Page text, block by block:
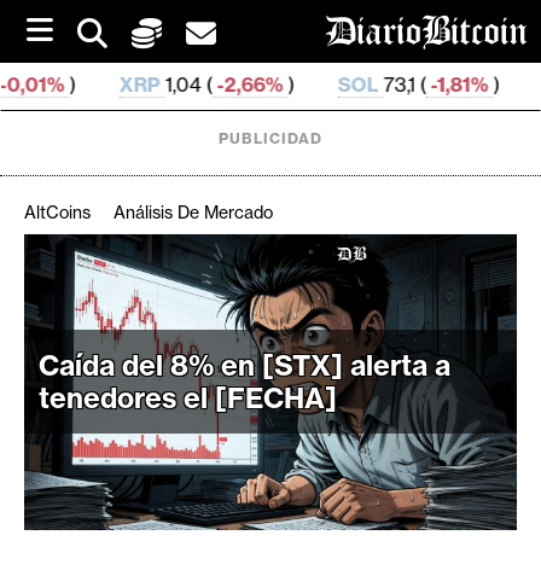
i
p
t
o
1,04 ( -2,66%) SOL73,1 (-1,81%) TRX0,326 674
C
r
i
p
t
M
e
r
PUBLICIDAD
AltCoins Análisis De Mercado
Caída del 8% en [STX] alerta a
tenedores el [FECHA]